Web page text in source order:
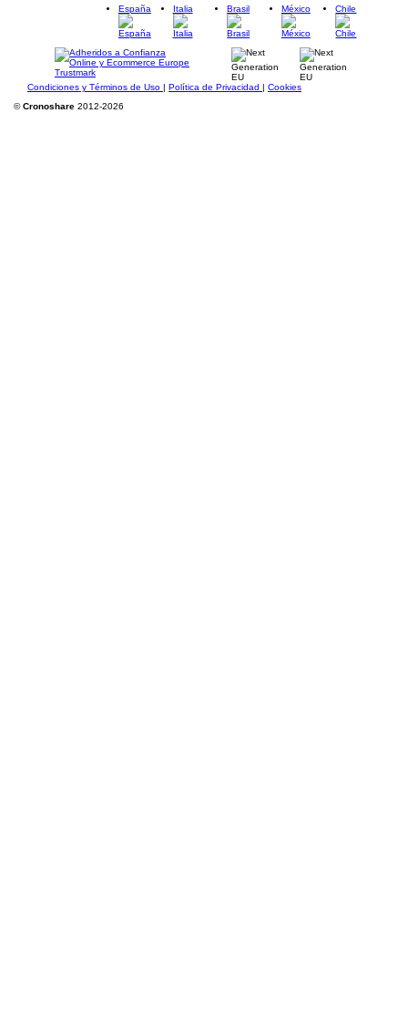
España
Italia Brasil México Chile
Condiciones y Términos de Uso | Política de Privacidad | Cookies
©Cronoshare 2012-2026